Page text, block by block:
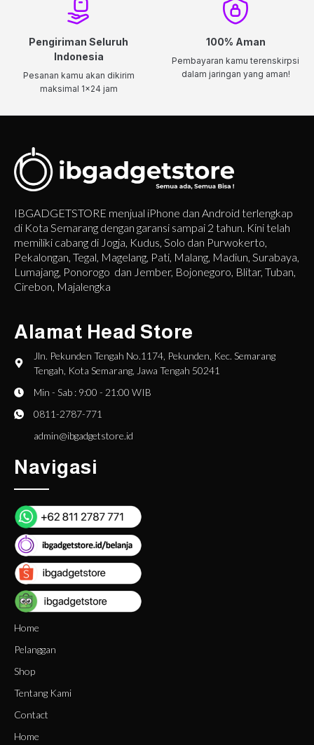
Pengiriman Seluruh
Indonesia
Pesanan kamu akan dikirim
maksimal 1x24 jam
100% Aman
Pembayaran kamu terenskirpsi
dalam jaringan yang aman!
IBGADGETSTORE menjual iPhone dan Android terlengkap
di Kota Semarang dengan garansi sampai 2 tahun. Kini telah
memiliki cabang di Jogja, Kudus, Solo dan Purwokerto,
Pekalongan, Tegal, Magelang, Pati, Malang, Madiun, Surabaya,
Lumajang, Ponorogo dan Jember, Bojonegoro, Blitar, Tuban,
Cirebon, Majalengka
Alamat Head Store
Jln. Pekunden Tengah No.1174, Pekunden, Kec. Semarang
Tengah, Kota Semarang, Jawa Tengah 50241
Min - Sab : 9:00 - 21:00 WIB
0811-2787-771
admin@ibgadgetstore.id
Navigasi
Home
Pelanggan
Shop
Tentang Kami
Contact
Home